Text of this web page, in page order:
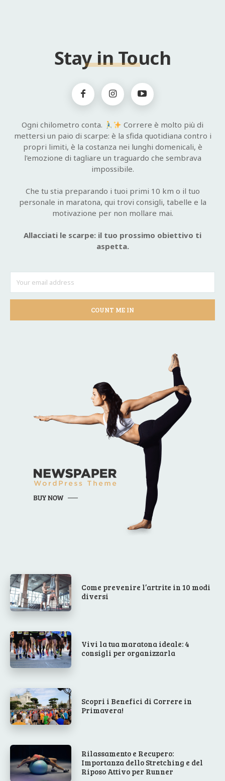
Stay in Touch
Ogni chilometro conta.
Correre è molto più di
mettersi un paio di scarpe: è la sfida quotidiana contro i
propri limiti, è la costanza nei lunghi domenicali, è
l'emozione di tagliare un traguardo che sembrava
impossibile.
Che tu stia preparando i tuoi primi 10 km o il tuo
personale in maratona, qui trovi consigli, tabelle e la
motivazione per non mollare mai.
Allacciati le scarpe: il tuo prossimo obiettivo ti
aspetta.
COUNT ME IN
Come prevenire l’artrite in 10 modi
diversi
Vivi la tua maratona ideale: 4
consigli per organizzarla
Scopri i Benefici di Correre in
Primavera!
Rilassamento e Recupero:
Importanza dello Stretching e del
Riposo Attivo per Runner